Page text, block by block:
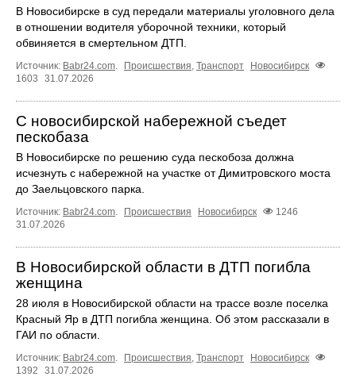
В Новосибирске в суд передали материалы уголовного дела
в отношении водителя уборочной техники, который
обвиняется в смертельном ДТП.
Источник: Babr24.com. Происшествия, Транспорт
Новосибирск
1603
31.07.2026
С новосибирской набережной съедет
пескобаза
В Новосибирске по решению суда пескобоза должна
исчезнуть с набережной на участке от Димитровского моста
до Заельцовского парка.
Источник: Babr24.com. Происшествия Новосибирск
1246
31.07.2026
В Новосибирской области в ДТП погибла
женщина
28 июля в Новосибирской области на трассе возле поселка
Красный Яр в ДТП погибла женщина. Об этом рассказали в
ГАИ по области.
Источник: Babr24.com. Происшествия, Транспорт
Новосибирск
1392
31.07.2026